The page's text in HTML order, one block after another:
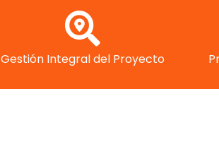
Gestión Integral del Proyecto